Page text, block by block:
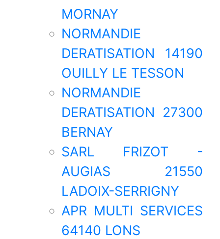
MORNAY
NORMANDIE
DERATISATION 14190
OUILLY LE TESSON
NORMANDIE
DERATISATION 27300
BERNAY
SARL FRIZOT -
AUGIAS 21550
LADOIX-SERRIGNY
APR MULTI SERVICES
64140 LONS